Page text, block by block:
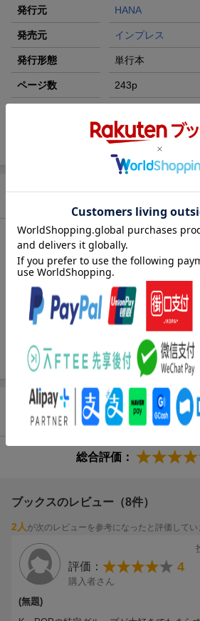
発行元 HANA
発売元 インプレス
発行形態 単行本
ページ数 243p
付属資料：ＣＤ-Ｒ
商品説明
内容紹介（「BOOK」データベー
３回の模擬試験と詳細な問題解説で１・
目次（「BOOK」データベースよ
ＴＯＰＩＫについて知ろう／ＴＯＰＩＫ
習／模擬試験／模擬試験解答・解説・訳
商品レビュー（8件）
総合評価：
ブックスのレビュー（8件）
2人が次のレビューを参考になったと評価してい
評価： 4
購入者さん
(無題)